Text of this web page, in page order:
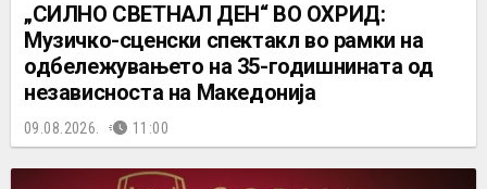
„СИЛНО СВЕТНАЛ ДЕН“ ВО ОХРИД:
Музичко-сценски спектакл во рамки на
одбележувањето на 35-годишнината од
независноста на Македонија
09.08.2026. 11:00